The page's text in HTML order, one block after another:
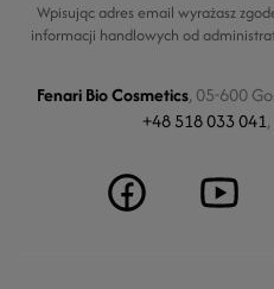
Wpisując adres email wyrażasz
informacji handlowych od
Fenari Bio Cosmetics, 05-600
+48 518 033 041,